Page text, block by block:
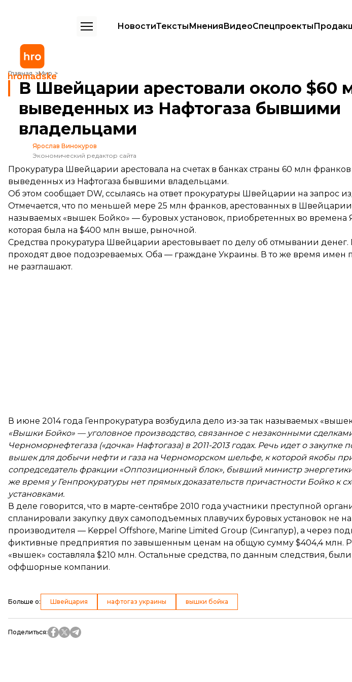
НовостиТекстыМненияВидеоСпецпроекты
Главная Мир
В Швейцарии арестовали около $60 млн, выведенных из Нафтогаза бывшими владельцами
В Швейцарии арестовали около $60
выведенных из Нафтогаза бывшими
владельцами
Ярослав Винокуров
Экономический редактор сайта
Прокуратура Швейцарии арестовала на счетах в банках страны 60 млн
выведенных из Нафтогаза бывшими владельцами.
Об этом сообщаетDW, ссылаясь на ответ прокуратуры Швейцарии на запрос
Отмечается, что по меньшей мере 25 млн франков, арестованных в
называемых «вышек Бойко» — буровых установок, приобретенных во времена
которая была на $400 млн выше, рыночной.
Средства прокуратура Швейцарии арестовывает по делу об отмывании денег.
проходят двое подозреваемых. Оба — граждане Украины. В то же время имен
не разглашают.
В июне 2014 года Генпрокуратура возбудила дело из-за так называемых
«Вышки Бойко» — уголовное производство, связанное с незаконными
Черноморнефтегаза («дочка» Нафтогаза) в 2011-2013 годах. Речь идет о
вышек для добычи нефти и газа на Черноморском шельфе, к которой якобы
сопредседатель фракции «Оппозиционный блок», бывший министр
же время у Генпрокуратуры нет прямых доказательств причастности Бойко к
установками.
В деле говорится, что в марте-сентябре 2010 года участники преступной
спланировали закупку двух самоподъемных плавучих буровых установок не
производителя — Keppel Offshore, Marine Limited Group (Сингапур), а через
фиктивные предприятия по завышенным ценам на общую сумму $404,4 млн.
«вышек» составляла $210 млн. Остальные средства, по данным следствия,
оффшорные компании.
Больше о: Швейцария нафтогаз украины вышки бойка
Поделиться: